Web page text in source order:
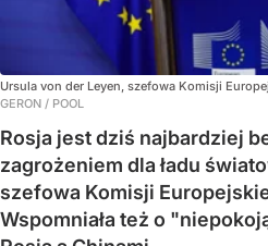
Ursula von der Leyen, szefowa Komisji
GERON / POOL
Rosja jest dziś najbardziej
zagrożeniem dla ładu
szefowa Komisji
Wspomniała też o